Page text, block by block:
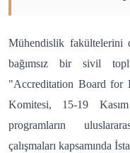
Mühendislik fakültelerini
bağımsız bir sivil
"Accreditation Board for
Komitesi, 15-19
programların
çalışmaları kapsamında